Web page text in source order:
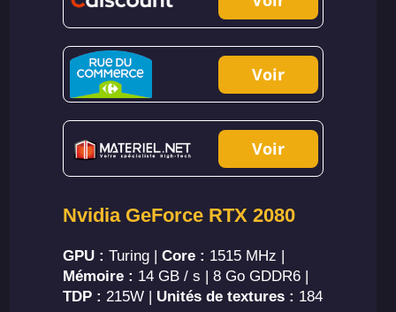
Voir
Voir
Nvidia GeForce RTX 2080
GPU : Turing |Core : 1515 MHz |
Mémoire : 14 GB / s | 8 Go GDDR6 |
TDP : 215W | Unités de textures : 184